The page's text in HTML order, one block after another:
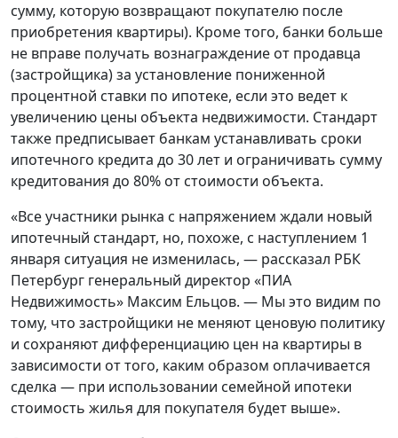
сумму, которую возвращают покупателю после
приобретения квартиры). Кроме того, банки больше
не вправе получать вознаграждение от продавца
(застройщика) за установление пониженной
процентной ставки по ипотеке, если это ведет к
увеличению цены объекта недвижимости. Стандарт
также предписывает банкам устанавливать сроки
ипотечного кредита до 30 лет и ограничивать сумму
кредитования до 80% от стоимости объекта.
«Все участники рынка с напряжением ждали новый
ипотечный стандарт, но, похоже, с наступлением 1
января ситуация не изменилась, — рассказал РБК
Петербург генеральный директор «ПИА
Недвижимость» Максим Ельцов. — Мы это видим по
тому, что застройщики не меняют ценовую политику
и сохраняют дифференциацию цен на квартиры в
зависимости от того, каким образом оплачивается
сделка — при использовании семейной ипотеки
стоимость жилья для покупателя будет выше».